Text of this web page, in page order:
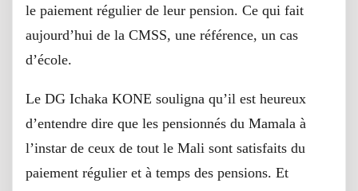
le paiement régulier de leur pension. Ce qui fait
aujourd’hui de la CMSS, une référence, un cas
d’école.
Le DG Ichaka KONE souligna qu’il est heureux
d’entendre dire que les pensionnés du Mamala à
l’instar de ceux de tout le Mali sont satisfaits du
paiement régulier et à temps des pensions. Et